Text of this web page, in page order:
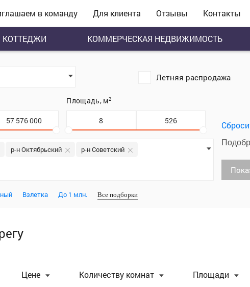
в команду Для клиента Отзывы Контакты
КОММЕРЧЕСКАЯ НЕДВИЖИМОСТЬ
Летняя распродажа
Площадь, м2
р-н Октябрьский р-н Советский
Взлетка До 1 млн. Все подборки
Цене Количеству комнат Площади